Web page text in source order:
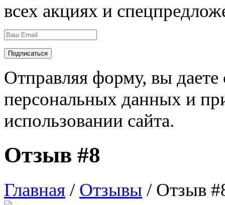
всех акциях и
Отправляя форму, вы даете
персональных данных и
использовании сайта.
Отзыв #8
Главная / Отзывы / Отзыв